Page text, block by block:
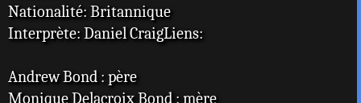
Nationalité: Britannique
Interprète: Daniel CraigLiens:
Andrew Bond : père
Monique Delacroix Bond : mère